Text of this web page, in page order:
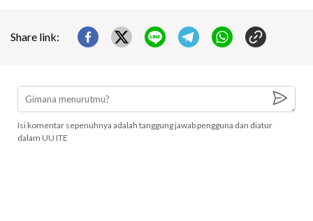
Share link:
Isi komentar sepenuhnya adalah tanggung jawab pengguna dan diatur
dalam UU ITE